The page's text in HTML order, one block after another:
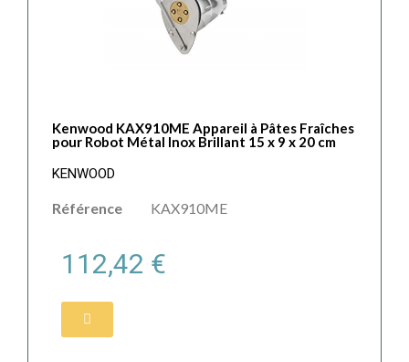
Kenwood KAX910ME Appareil à Pâtes Fraîches
pour Robot Métal Inox Brillant 15 x 9 x 20 cm
KENWOOD
Référence KAX910ME
112,42 €